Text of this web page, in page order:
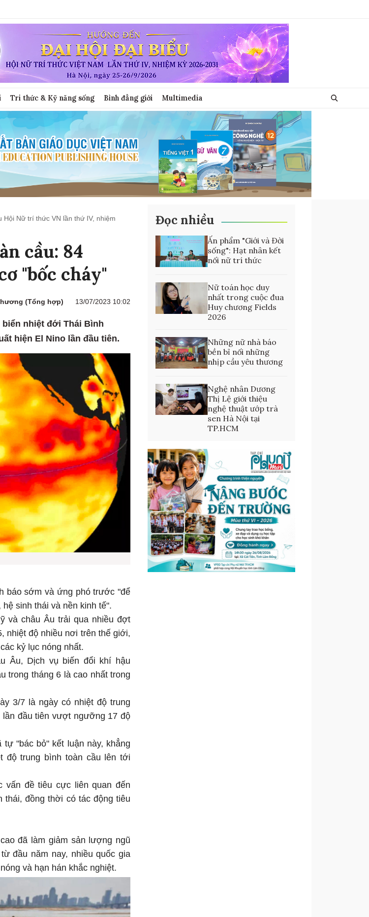
Tri thức & Kỹ năng sống Bình đẳng giới Multimedia
Hội Nữ trí thức VN lần thứ IV, nhiệm
cầu: 84
"bốc cháy"
(Tổng hợp) 13/07/2023 10:02
nhiệt đới Thái Bình
hiện El Nino lần đầu tiên.
báo sớm và ứng phó trước "để
sinh thái và nền kinh tế".
và châu Âu trải qua nhiều đợt
nhiệt độ nhiều nơi trên thế giới,
kỷ lục nóng nhất.
Âu, Dịch vụ biến đổi khí hậu
trong tháng 6 là cao nhất trong
3/7 là ngày có nhiệt độ trung
đầu tiên vượt ngưỡng 17 độ
"bác bỏ" kết luận này, khẳng
độ trung bình toàn cầu lên tới
vấn đề tiêu cực liên quan đến
thái, đồng thời có tác động tiêu
đã làm giảm sản lượng ngũ
đầu năm nay, nhiều quốc gia
và hạn hán khắc nghiệt.
Đọc nhiều
Ấn phẩm "Giới và Đời
sống": Hạt nhân kết
nối nữ trí thức
Nữ toán học duy
nhất trong cuộc đua
Huy chương Fields
2026
Những nữ nhà báo
bền bỉ nối những
nhịp cầu yêu thương
Nghệ nhân Dương
Thị Lệ giới thiệu
nghệ thuật ướp trà
sen Hà Nội tại
TP.HCM